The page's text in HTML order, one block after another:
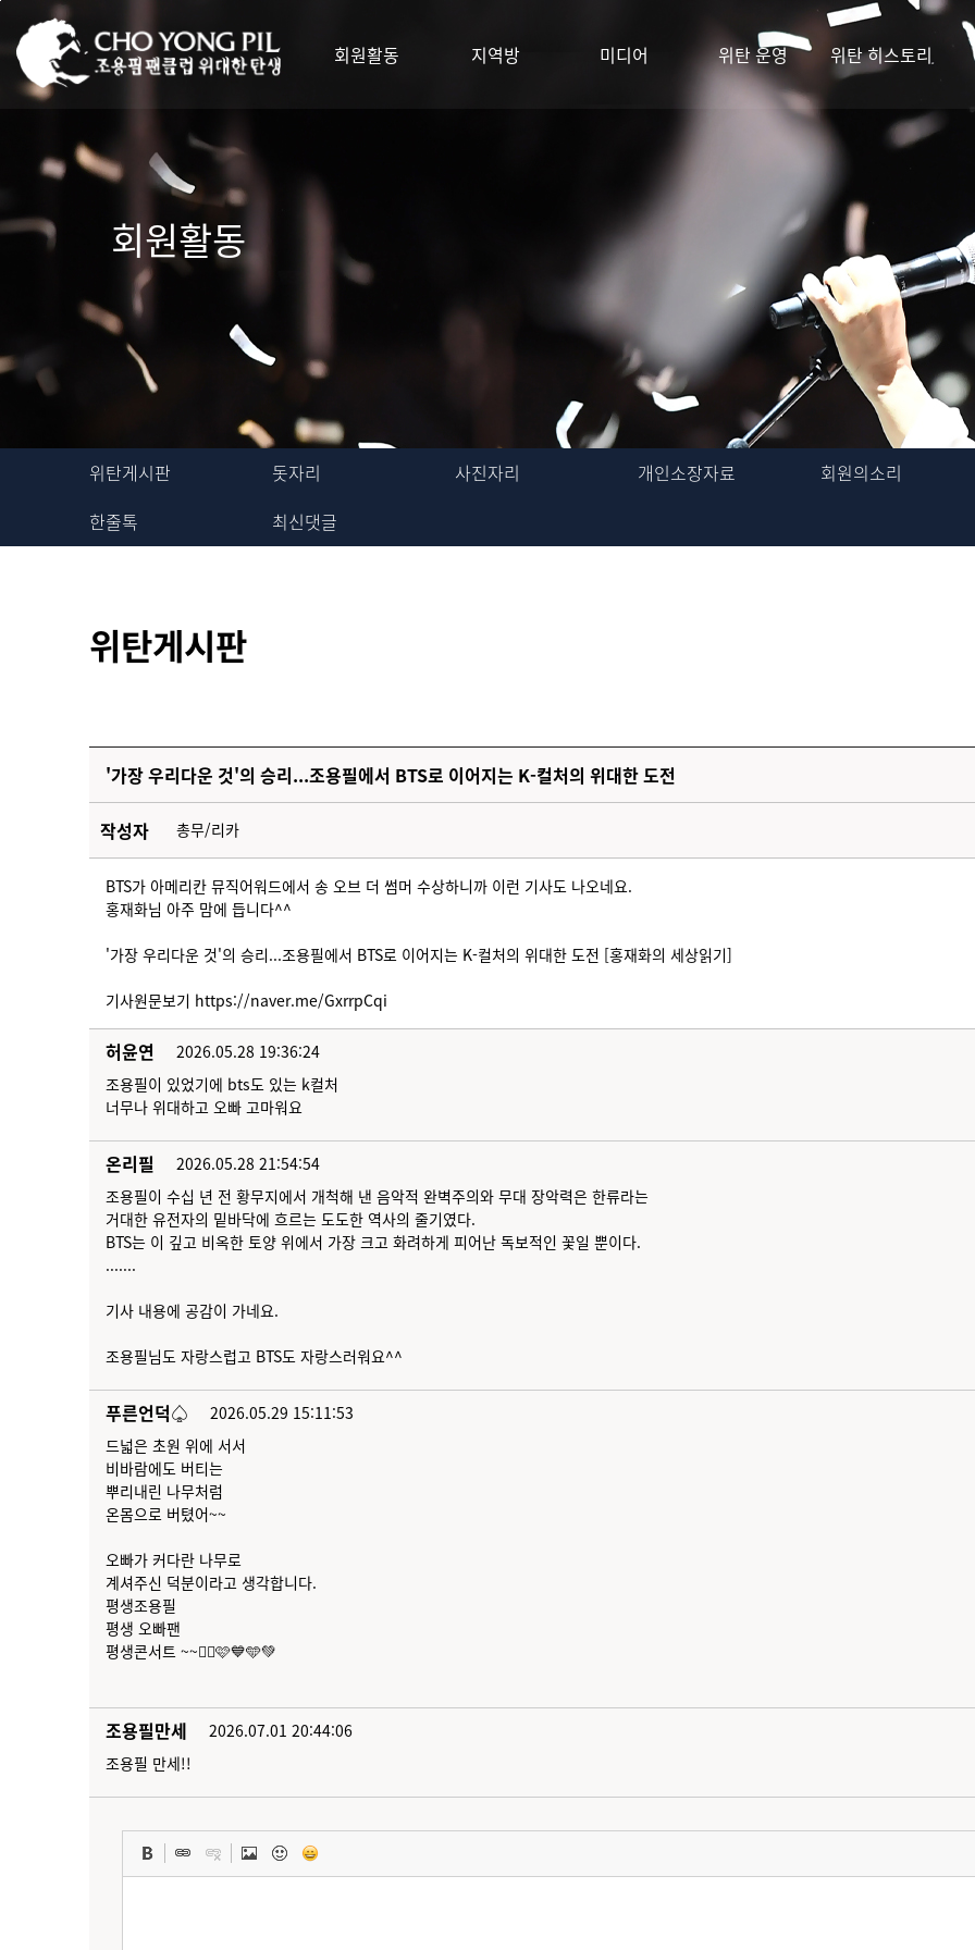
회원활동 지역방 미디어 위탄 운영 위탄 히스토리
회원활동
위탄게시판 돗자리 사진자리 개인소장자료
회원의소리
한줄톡
최신댓글
위탄게시판
'가장 우리다운 것'의 승리...조용필에서 BTS로 이어지는 K-컬처의 위대한 도전
작성자 총무/리카
BTS가 아메리칸 뮤직어워드에서 송 오브 더 썸머 수상하니까 이런 기사도 나오네요.
홍재화님 아주 맘에 듭니다^^
'가장 우리다운 것'의 승리...조용필에서 BTS로 이어지는 K-컬처의 위대한 도전 [홍재화의 세상읽기]
기사원문보기 https://naver.me/GxrrpCqi
허윤연
2026.05.28 19:36:24
조용필이 있었기에 bts도 있는 k컬처
너무나 위대하고 오빠 고마워요
온리필
2026.05.28 21:54:54
조용필이 수십 년 전 황무지에서 개척해 낸 음악적 완벽주의와 무대 장악력은 한류라는
거대한 유전자의 밑바닥에 흐르는 도도한 역사의 줄기였다.
BTS는 이 깊고 비옥한 토양 위에서 가장 크고 화려하게 피어난 독보적인 꽃일 뿐이다.
.......
기사 내용에 공감이 가네요.
조용필님도 자랑스럽고 BTS도 자랑스러워요^^
푸른언덕♤
2026.05.29 15:11:53
드넓은 초원 위에 서서
비바람에도 버티는
뿌리내린 나무처럼
온몸으로 버텼어~~
오빠가 커다란 나무로
계셔주신 덕분이라고 생각합니다.
평생조용필
평생 오빠팬
평생콘서트 ~~🙆‍♀️🩷💙🩵💚
조용필만세
2026.07.01 20:44:06
조용필 만세!!